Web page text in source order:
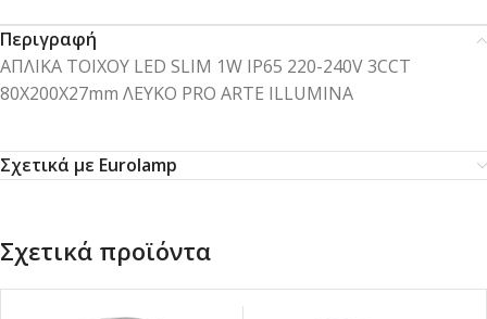
Περιγραφή
ΑΠΛΙΚΑ ΤΟΙΧΟΥ LED SLIM 1W IP65 220-240V 3CCT
80X200X27mm ΛΕΥΚΟ PRO ARTE ILLUMINA
Σχετικά με Eurolamp
Σχετικά προϊόντα